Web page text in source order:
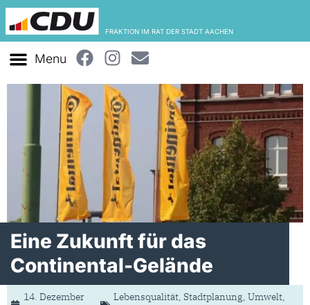
FRAKTION IM RAT DER STADT AACHEN
Eine Zukunft für das
Continental-Gelände
14. Dezember
Lebensqualität Stadtplanung ,Umwelt